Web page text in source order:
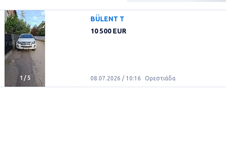
1 / 5
BÜLENT T
10 500 EUR
08.07.2026 / 10:16 Ορεστιάδα